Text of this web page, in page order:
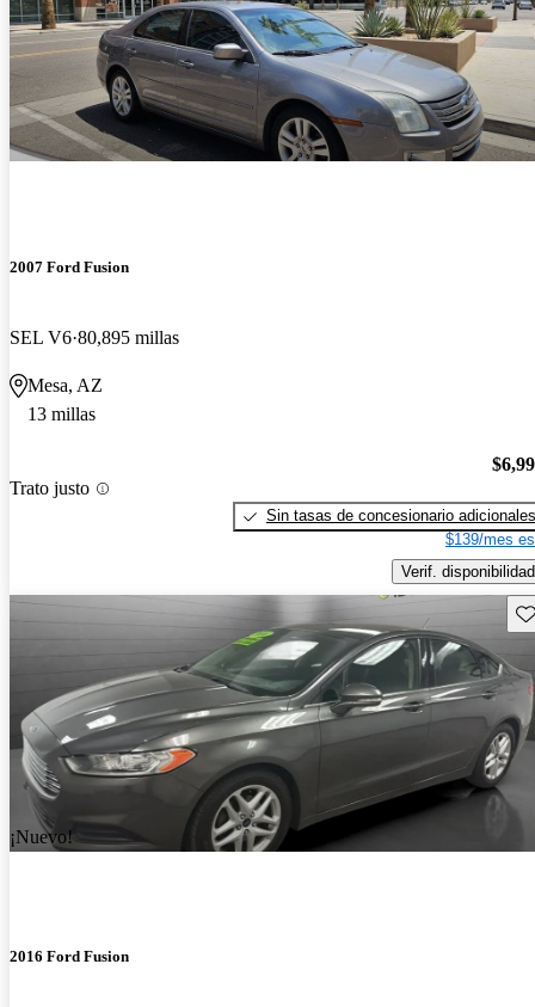
2007 Ford Fusion
SEL V6 80,895 millas
Mesa, AZ
13 millas
Trato justo
Sin tasas de concesionario adicionales
$139/mes
Verif. disponibilidad
¡Nuevo!
2016 Ford Fusion